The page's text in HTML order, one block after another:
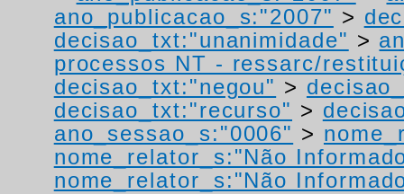
ano_publicacao_s:"2007" >
decisao_txt:"unanimidade" >
processos NT - ressarc/
decisao_txt:"negou" >
decisao_txt:"recurso" >
ano_sessao_s:"0006" >
nome_relator_s:"Não
nome_relator_s:"Não